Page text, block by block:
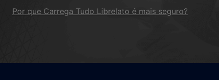
Por que Carrega Tudo Librelato é mais seguro?